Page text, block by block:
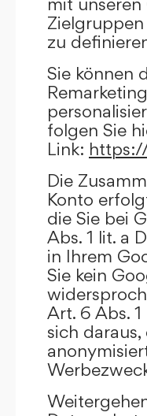
zu
Sie können
folgen Sie
Link:
Die
Konto
die Sie bei
Abs. 1 lit. a
in Ihrem
Sie kein
Art. 6 Abs.
sich